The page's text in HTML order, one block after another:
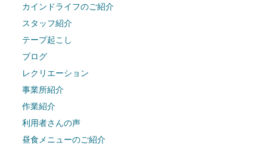
カインドライフのご紹介
スタッフ紹介
テープ起こし
ブログ
レクリエーション
事業所紹介
作業紹介
利用者さんの声
昼食メニューのご紹介